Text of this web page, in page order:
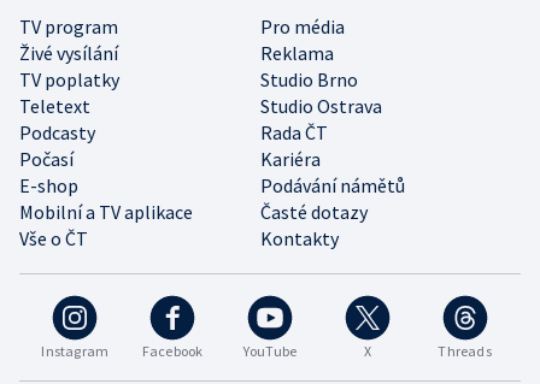
Instagram Facebook YouTube X Threads
TV program
Pro média
Živé vysílání
Reklama
TV poplatky
Studio Brno
Teletext
Studio Ostrava
Podcasty
Rada ČT
Počasí
Kariéra
E-shop
Podávání námětů
Mobilní a TV aplikace
Časté dotazy
Vše o ČT
Kontakty